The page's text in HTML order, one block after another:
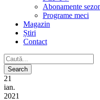
Abonamente
Programe meci
Magazin
Știri
Contact
21
ian.
2021